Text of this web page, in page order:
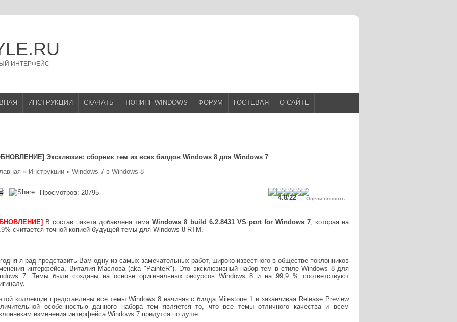
ИНТЕРФЕЙС
ИНСТРУКЦИИ СКАЧАТЬ ТЮНИНГ WINDOWS ФОРУМ ГОСТЕВАЯ О САЙТЕ
Эксклюзив: сборник тем из всех билдов Windows 8 для Windows 7
» Инструкции » Windows 7 в Windows 8
Просмотров: 20795
Оцени новость
4.8/22
В состав пакета добавлена темаWindows 8 build 6.2.8431 VS port for Windows 7, которая на
считается точной копией будущей темы для Windows 8 RTM.
я рад представить Вам одну из самых замечательных работ, широко известного в обществе поклонников
интерфейса, Виталия Маслова (aka "PainteR"). Это эксклюзивный набор тем в стиле Windows 8 для
7. Темы были созданы на основе оригинальных ресурсов Windows 8 и на 99,9 % соответствуют
коллекции представлены все темы Windows 8 начиная с билда Milestone 1 и заканчивая Release Preview
особенностью данного набора тем является то, что все темы отличного качества и всем
изменения интерфейса Windows 7 придутся по душе.